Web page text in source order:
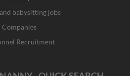
babysitting jobs
Companies
Recruitment